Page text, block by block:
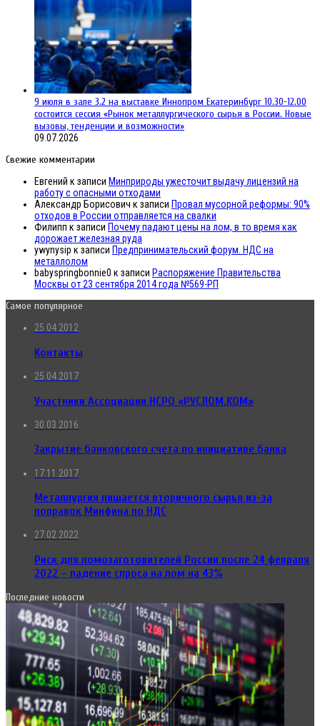
9 июля в зале 3.2 на выставке Иннопром Екатеринбург 10.30-12.00
состоится сессия «Рынок металлургического сырья в России. Новые
вызовы, тенденции и возможности»
09.07.2026
Свежие комментарии
Евгений к записи Минприроды ужесточит выдачу лицензий на
работу с опасными отходами
Александр Борисович к записи Провал мусорной реформы: 90%
отходов в России отправляется на свалки
Филипп к записи Почему падают цены на лом, в то время как
дорожает железная руда
ywynysip к записи Предпринимательский форум. НДС на
металлолом
babyspringbonnie0 к записи Распоряжение Правительства
Москвы от 23 сентября 2014 года №569-РП
Самое популярное
25.04.2012
Контакты
25.04.2017
Участники Ассоциации НСРО «РУСЛОМ.КОМ»
30.03.2016
Закрытие банковского счета по инициативе банка
17.11.2017
Металлургия лишается вторичного сырья из-за
поправок Минфина по НДС
27.02.2022
Риск для ломозаготовителей России после 24 февраля
2022 – падение спроса на лом на 43%
Последние новости